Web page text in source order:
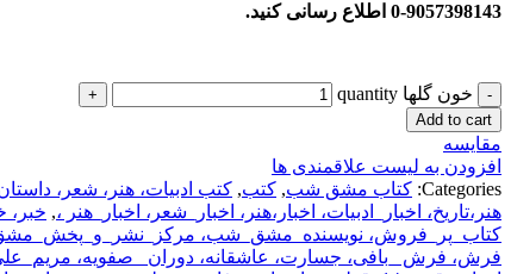
0-9057398143 اطلاع رسانی کنید.
خون گلها quantity
Add to cart
مقایسه
افزودن به لیست علاقمندی ها
Categories: کتاب مشق شب, کتب, کتب ادبیات، هنر، شعر،
هنر،تاریخ، اخبار_ادبیات، اخبار،هنر، اخبار_شعر، اخبار_هنر ،, خبر،
کتاب_پر_فروش، نویسنده_مشق_شب،
فرش، فرش _بافی، جسارت، عاشقانه، دوران_ صفویه، مریم_علی